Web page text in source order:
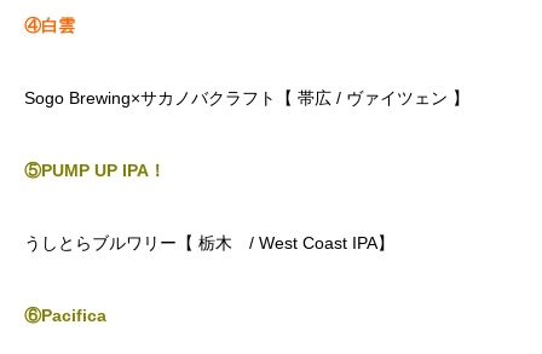
④白雲
Sogo Brewing×サカノバクラフト【 帯広 / ヴァイツェン 】
⑤PUMP UP IPA！
うしとらブルワリー【 栃木 / West Coast IPA】
⑥Pacifica